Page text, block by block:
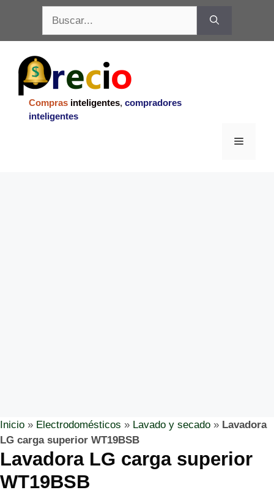
contenido
Compras inteligentes, compradores
inteligentes
Menu
Inicio » Electrodomésticos » Lavado y secado » Lavadora
LG carga superior WT19BSB
Lavadora LG carga superior
WT19BSB